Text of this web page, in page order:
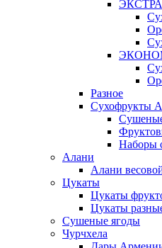
ЭКСТРА
Разное
Сухофрукты
Наборы
Алани
Алани
Цукаты
Цукаты
Цукаты
Сушеные ягоды
Чурчхела